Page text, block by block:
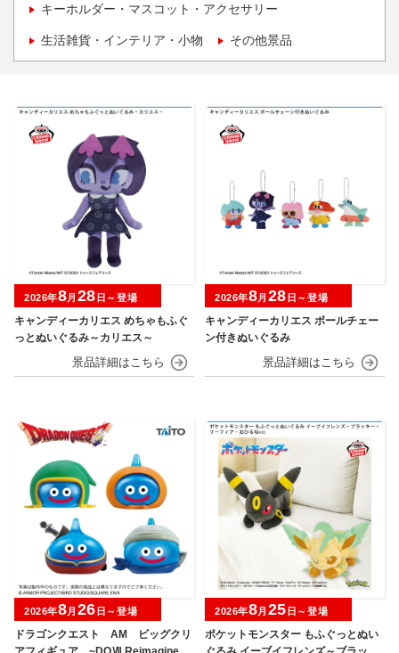
キーホルダー・マスコット・アクセサリー
生活雑貨・インテリア・小物 その他景品
キャンディーカリエス めちゃもふぐ
っとぬいぐるみ～カリエス～
2026年8月 28 日～登場
キャンディーカリエス ボールチェー
ン付きぬいぐるみ
2026年8月 28 日～登場
ドラゴンクエスト AM ビッグクリ
2026年8月 26 日～登場
ポケットモンスター もふぐっとぬい
2026年8月 25 日～登場